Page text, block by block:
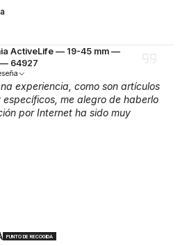
ActiveLife — 19-45 mm —
64927
experiencia, como son artículos
me alegro de haberlo
por Internet ha sido muy
PUNTO DE RECOGIDA